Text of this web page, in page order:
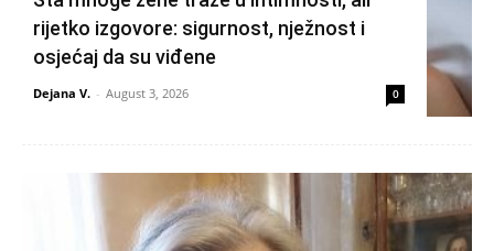
rijetko izgovore: sigurnost, nježnost i
osjećaj da su viđene
Dejana V. - August 3, 2026 0